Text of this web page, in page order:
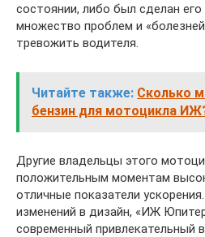
состоянии, либо был сделан
множество проблем и
тревожить водителя.
Читайте также: Сколько
бензин для мотоцикла
Другие владельцы этого
положительным моментам
отличные показатели
изменений в дизайн, «ИЖ
современный привлекательный